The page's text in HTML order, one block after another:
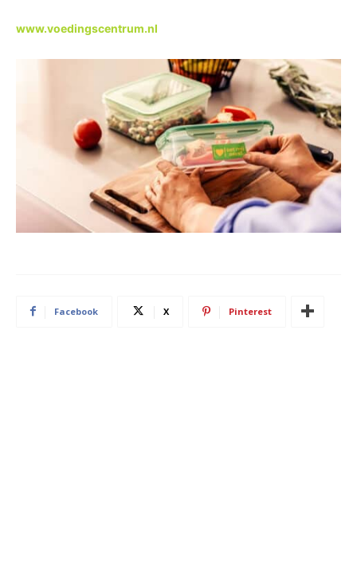
www.voedingscentrum.nl
Facebook X Pinterest